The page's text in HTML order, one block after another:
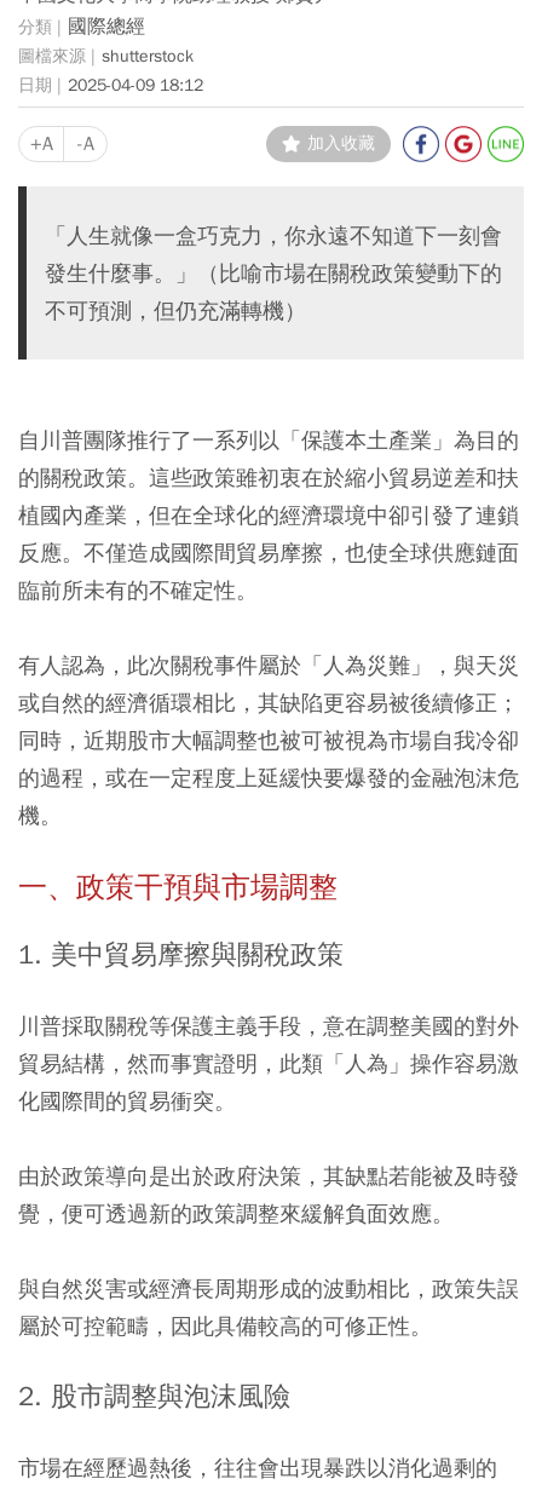
國際總經
shutterstock
2025-04-09 18:12
+A -A 加入收藏
「人生就像一盒巧克力，你永遠不知道下一刻會
發生什麼事。」（比喻市場在關稅政策變動下的
不可預測，但仍充滿轉機）
自川普團隊推行了一系列以「保護本土產業」為目的
的關稅政策。這些政策雖初衷在於縮小貿易逆差和扶
植國內產業，但在全球化的經濟環境中卻引發了連鎖
反應。不僅造成國際間貿易摩擦，也使全球供應鏈面
臨前所未有的不確定性。
有人認為，此次關稅事件屬於「人為災難」，與天災
或自然的經濟循環相比，其缺陷更容易被後續修正；
同時，近期股市大幅調整也被可被視為市場自我冷卻
的過程，或在一定程度上延緩快要爆發的金融泡沫危
機。
一、政策干預與市場調整
1. 美中貿易摩擦與關稅政策
川普採取關稅等保護主義手段，意在調整美國的對外
貿易結構，然而事實證明，此類「人為」操作容易激
化國際間的貿易衝突。
由於政策導向是出於政府決策，其缺點若能被及時發
覺，便可透過新的政策調整來緩解負面效應。
與自然災害或經濟長周期形成的波動相比，政策失誤
屬於可控範疇，因此具備較高的可修正性。
2. 股市調整與泡沫風險
市場在經歷過熱後，往往會出現暴跌以消化過剩的